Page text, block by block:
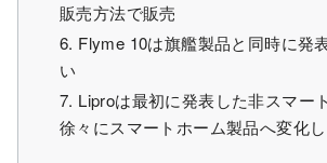
販売方法で販売
6. Flyme 10は旗艦製品と同時に発
い
7. Liproは最初に発表した非スマー
徐々にスマートホーム製品へ変化